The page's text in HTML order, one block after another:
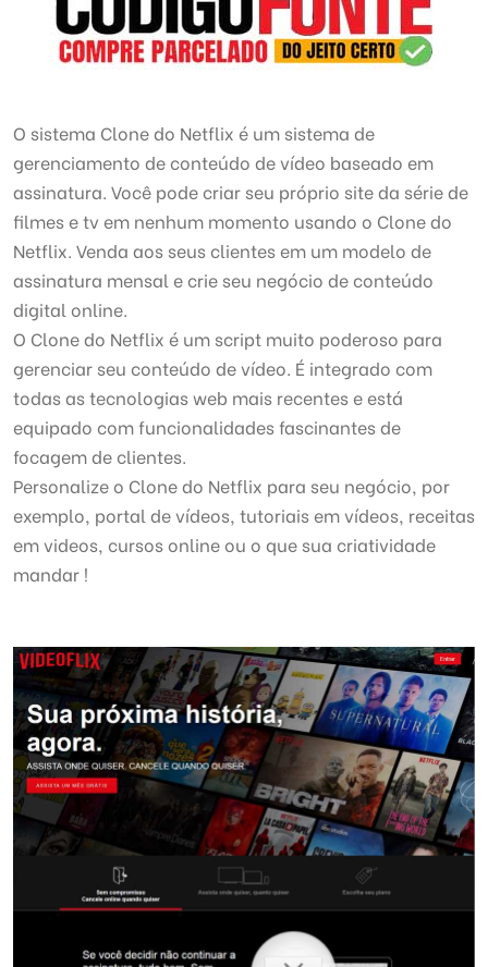
O sistema Clone do Netflix é um sistema de
gerenciamento de conteúdo de vídeo baseado em
assinatura. Você pode criar seu próprio site da série de
filmes e tv em nenhum momento usando o Clone do
Netflix. Venda aos seus clientes em um modelo de
assinatura mensal e crie seu negócio de conteúdo
digital online.
O Clone do Netflix é um script muito poderoso para
gerenciar seu conteúdo de vídeo. É integrado com
todas as tecnologias web mais recentes e está
equipado com funcionalidades fascinantes de
focagem de clientes.
Personalize o Clone do Netflix para seu negócio, por
exemplo, portal de vídeos, tutoriais em vídeos, receitas
em videos, cursos online ou o que sua criatividade
mandar !